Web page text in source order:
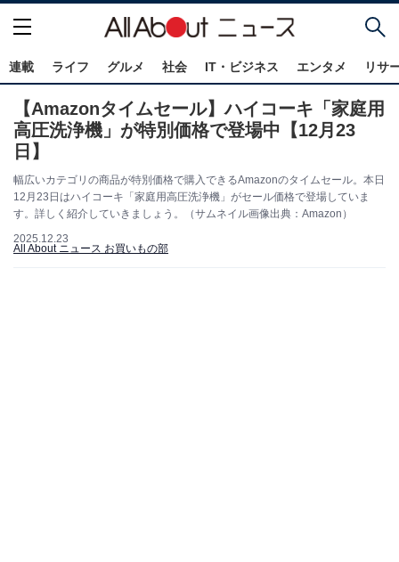
連載 ライフ グルメ 社会 IT・ビジネス エンタメ リサ
【Amazonタイムセール】ハイコーキ「家庭用
高圧洗浄機」が特別価格で登場中【12月23
日】
幅広いカテゴリの商品が特別価格で購入できるAmazonのタイムセール。本日
12月23日はハイコーキ「家庭用高圧洗浄機」がセール価格で登場していま
す。詳しく紹介していきましょう。（サムネイル画像出典：Amazon）
2025.12.23
All About ニュース お買いもの部